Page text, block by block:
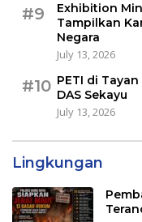
#9
Exhibition
Tampilkan
Negara
July 13, 2026
#10 PETI di
DAS Sekayu
July 13, 2026
Lingkungan